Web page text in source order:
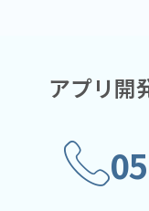
アプリ開